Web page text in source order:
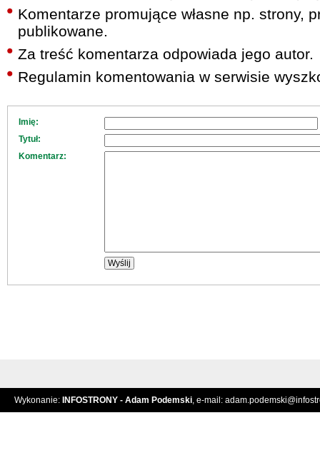
Komentarze promujące własne np. strony,
publikowane.
Za treść komentarza odpowiada jego autor.
Regulamin komentowania w serwisie
Imię:
Tytuł:
Komentarz:
Wykonanie: INFOSTRONY - Adam Podemski, e-mail: